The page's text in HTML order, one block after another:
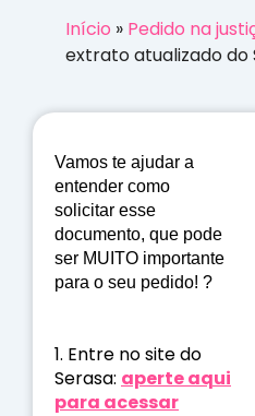
Início » Pedido na
extrato atualizado do
Vamos te ajudar a
entender como
solicitar esse
documento, que pode
ser MUITO importante
para o seu pedido! ?
1. Entre no site do
Serasa: aperte aqui
para acessar